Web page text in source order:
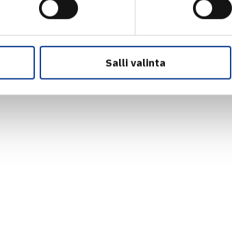
Salli valinta
Kainulainen